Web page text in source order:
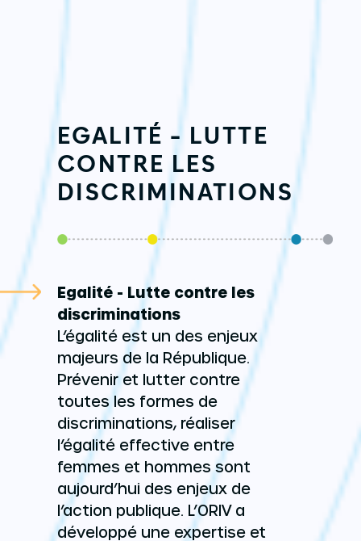
EGALITÉ - LUTTE
CONTRE LES
DISCRIMINATIONS
Egalité - Lutte contre les
discriminations
L’égalité est un des enjeux
majeurs de la République.
Prévenir et lutter contre
toutes les formes de
discriminations, réaliser
l’égalité effective entre
femmes et hommes sont
aujourd’hui des enjeux de
l’action publique. L’ORIV a
développé une expertise et